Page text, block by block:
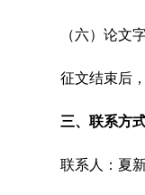
（六）论文字
征文结束后，
三、联系方
联系人：夏新